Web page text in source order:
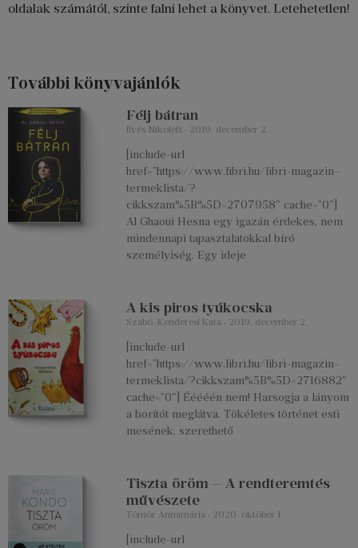
oldalak számától, szinte falni lehet a könyvet. Letehetetlen!
További könyvajánlók
Félj bátran
Ilyés Nikolett 2019. december 2.
[include-url
href=”https://www.libri.hu/libri-magazin-
termeklista/?
cikkszam%5B%5D=2707958″ cache=”0″]
Al Ghaoui Hesna egy igazán érdekes, nem
mindennapi tapasztalatokkal bíró
személyiség. Egy ideje
A kis piros tyúkocska
Szabó-Kenderesi Kata 2019. december 2.
[include-url
href=”https://www.libri.hu/libri-magazin-
termeklista/?cikkszam%5B%5D=2716882″
cache=”0″] Ééééén nem! Harsogja a lányom
a borítót meglátva. Tökéletes történet esti
mesének, szerethető
Tiszta öröm – A rendteremtés
művészete
Tömör Annamária 2020. október 1.
[include-url